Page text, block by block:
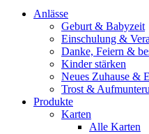
Anlässe
Geburt & Babyzeit
Einschulung &
Danke, Feiern &
Kinder stärken
Neues Zuhause &
Trost &
Produkte
Karten
Alle Karten